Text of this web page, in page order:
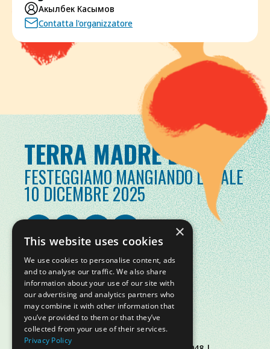
Акылбек Касымов
Contatta l'organizzatore
TERRA MADRE DAY
FESTEGGIAMO MANGIANDO LOCALE
10 DICEMBRE 2025
×
This website uses cookies
We use cookies to personalise content, ads
and to analyse our traffic. We also share
information about your use of our site with
our advertising and analytics partners who
may combine it with other information that
you’ve provided to them or that they’ve
collected from your use of their services.
Privacy Policy